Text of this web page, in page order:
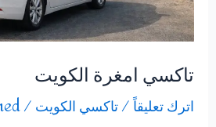
تاكسي امغرة الكويت
اترك تعليقاً/تاكسي الكويت/